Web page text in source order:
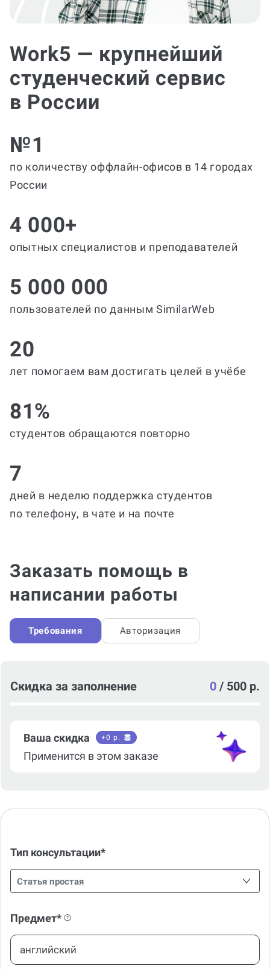
Work5 — крупнейший
студенческий сервис
в России
№1
по количеству оффлайн-офисов в 14 городах
России
4 000+
опытных специалистов и преподавателей
5 000 000
пользователей по данным SimilarWeb
20
лет помогаем вам достигать целей в учёбе
81%
студентов обращаются повторно
7
дней в неделю поддержка студентов
по телефону, в чате и на почте
Заказать помощь в
написании работы
Требования Авторизация
Скидка за заполнение 0 / 500 р.
Ваша скидка +0 р.
Применится в этом заказе
Тип консультации*
Статья простая
Предмет*